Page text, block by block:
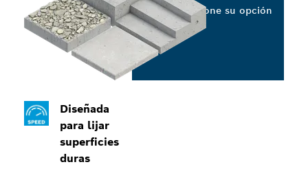
Diseñada
para lijar
superficies
duras
Seleccione su opción